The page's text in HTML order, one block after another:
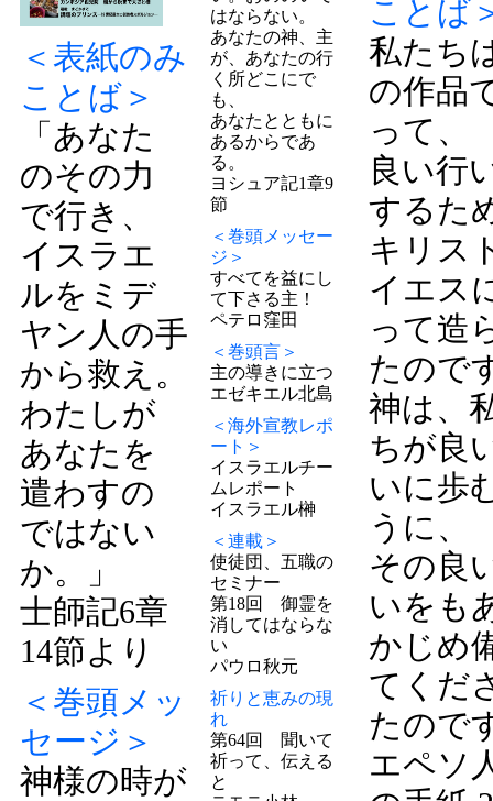
＜表紙のみ
ことば＞
「あなた
のその力
で行き、
イスラエ
ルをミデ
ヤン人の手
から救え。
わたしが
あなたを
遣わすの
ではない
か。」
士師記6章
14節より
＜巻頭メッ
セージ＞
神様の時が
はならない。
あなたの神、主
が、あなたの行
く所どこにで
も、
あなたとともに
あるからであ
る。
ヨシュア記1章9
節
＜巻頭メッセー
ジ＞
すべてを益にし
て下さる主！
ペテロ窪田
＜巻頭言＞
主の導きに立つ
エゼキエル北島
＜海外宣教レポ
ート＞
イスラエルチー
ムレポート
イスラエル榊
＜連載＞
使徒団、五職の
セミナー
第18回 御霊を
消してはならな
い
パウロ秋元
祈りと恵みの現
れ
第64回 聞いて
祈って、伝える
と
ことば
私たち
の作品
って、
良い行
するた
キリス
イエス
って造
たので
神は、
ちが良
いに歩
うに、
その良
いをも
かじめ
てくだ
たので
エペソ